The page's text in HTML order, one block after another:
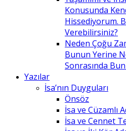
Konusunda
Hissediyorum.
Verebilirsiniz?
Neden Çoğu
Bunun Yerine
Sonrasında
Yazılar
İsa’nın Duyguları
Önsöz
İsa ve Cüzamlı
İsa ve Cennet